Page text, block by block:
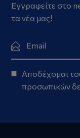
Εγγραφείτε στο
τα νέα μας!
Αποδέχομαι
προσωπικών